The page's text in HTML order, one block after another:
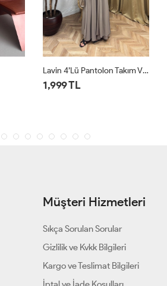
1,999 TL
Müşteri Hizmetleri
Sıkça Sorulan Sorular
Gizlilik ve Kvkk Bilgileri
Kargo ve Teslimat Bilgileri